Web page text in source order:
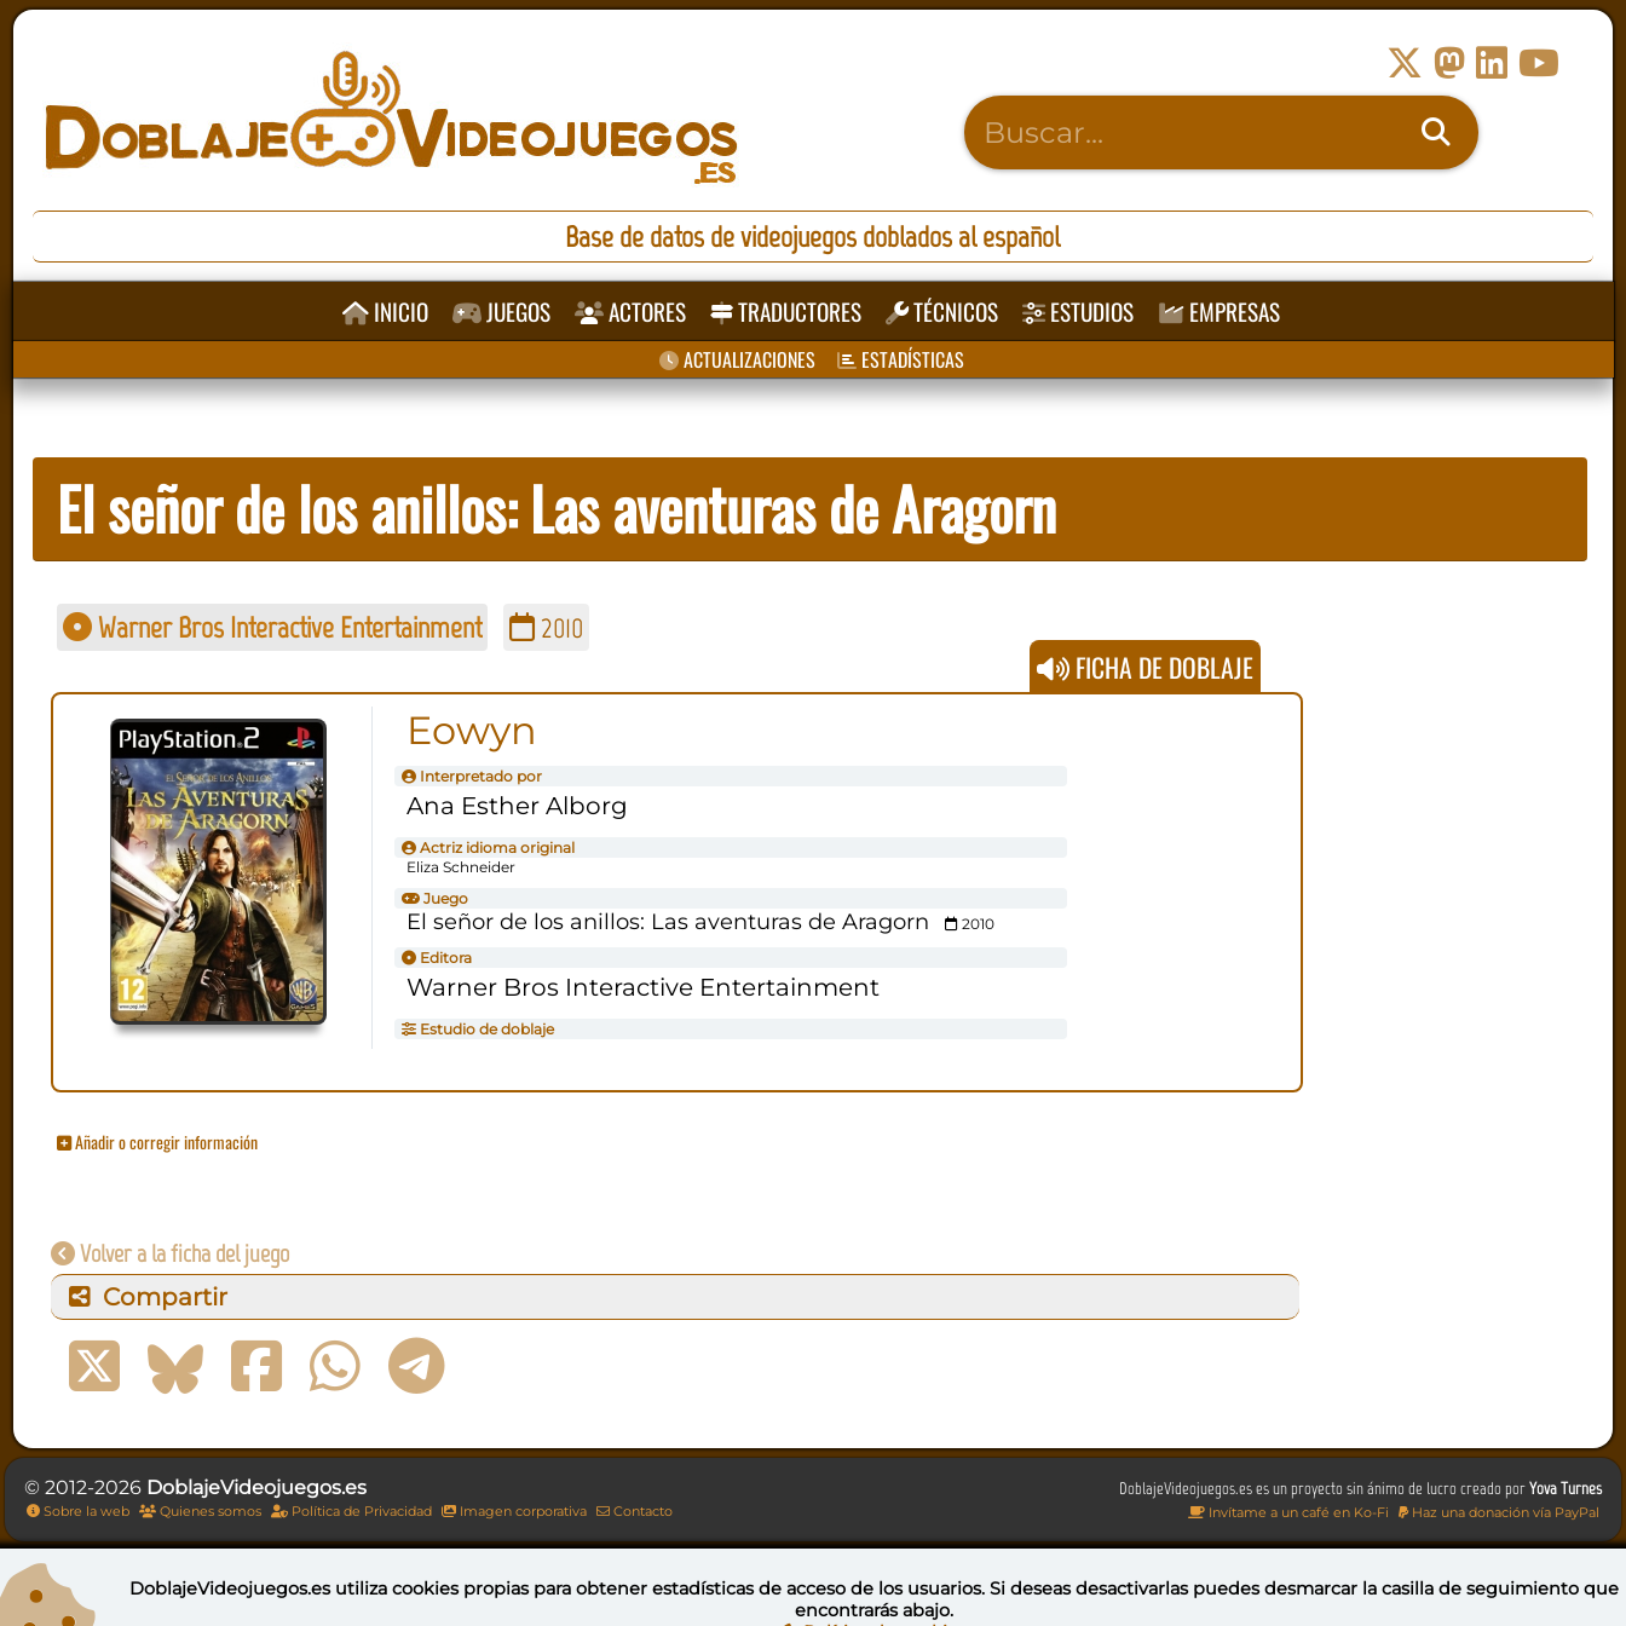
Base de datos de videojuegos doblados al español
INICIO JUEGOS ACTORES TRADUCTORES TÉCNICOS ESTUDIOS EMPRESAS
ACTUALIZACIONES ESTADÍSTICAS
El señor de los anillos: Las aventuras de Aragorn
Warner Bros Interactive Entertainment 2010
FICHA DE DOBLAJE
Eowyn
Interpretado por
Ana Esther Alborg
Actriz idioma original
Eliza Schneider
Juego
El señor de los anillos: Las aventuras de Aragorn
2010
Editora
Warner Bros Interactive Entertainment
Estudio de doblaje
Añadir o corregir información
Volver a la ficha del juego
Compartir
DoblajeVideojuegos.es es un proyecto sin ánimo de lucro creado porYova Turnes
Invítame a un café en Ko-Fi Haz una donación vía PayPal
© 2012-2026 DoblajeVideojuegos.es
Sobre la web Quienes somos Política de Privacidad Imagen corporativa Contacto
Esta obra está bajo una licencia de Creative Commons Reconocimiento-NoComercial-CompartirIgual 4.0 Internacional
DoblajeVideojuegos.es utilizacookies propiaspara obtener estadísticas de acceso de los usuarios. Si deseas desactivarlas puedesdesmarcar la casilla de seguimiento que
encontrarás abajo.